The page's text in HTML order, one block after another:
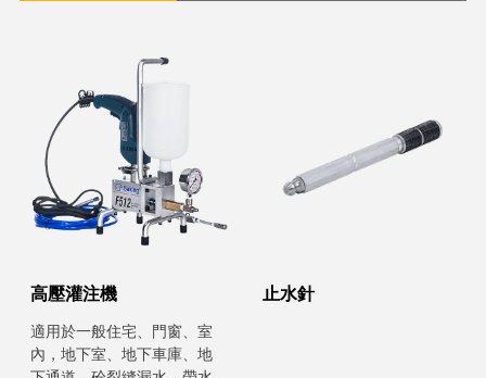
高壓灌注機
適用於一般住宅、門窗、室
內，地下室、地下車庫、地
止水針